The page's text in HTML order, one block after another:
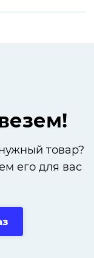
товар?
его для вас